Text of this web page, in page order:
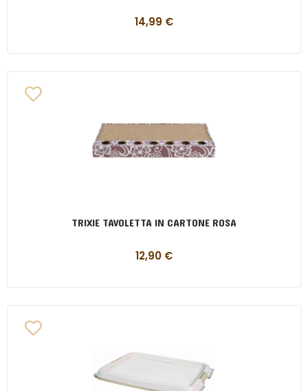
14,99 €
TRIXIE TAVOLETTA IN CARTONE ROSA
12,90 €